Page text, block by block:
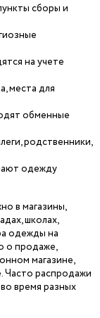
сборы и
на учете
места для
обменные
родственники,
одежду
в магазины,
школах,
одежды на
о продаже,
магазине,
Часто распродажи
время разных